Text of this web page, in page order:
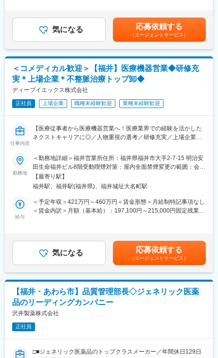
取扱い商品の販売に繋げます。
■専門性を高め、適切なコミュニケーションをとることからお客様
ペースメーカー・アブレーションカテーテル・電極カテーテルな
どの医療材料
※入社時点での専門知識は不要です※
【一般的な１日の流れ】
■朝、病院に直行。日中は病院にて手術立合いを午前1例、午後1
～2例ほど行います。その後事務所に戻り、事務作業（事務員への
伝票処理指示、翌日の物品準備や打合せ等）を行います。（担当
施設により異なります）
■時期により自社やメーカーのキャンペーンが行われており、特定
【充実した研修内容】
■中途同期入社の仲間との初期研修があり、必要な知識をしっかり
身につけられます。同社は中途社員は大半が営業未経験または異
可能です。
■入社後研修は３か月弱設けられており、商品や医療業界の知識を
■高成長率の市場である不整脈領域の中でも創業時からの専門性が
あり、トップクラスシェアを誇ります。
■上場企業の安定基盤があり、働き方も充実しているため、専門性
を高めながら安心して長期就業いただくことが可能です。
※顧客との長期的な関係構築を重視しており、積極的な転勤は行わ
ない方針です。
変更の範囲：会社の定める業務
＞予定年収はあくまでも目安の金額であり、選考を通じて上下す
る可能性があります。■別途インセンティブ制度有■賞与：年2回
支給（約5.2か月分）■昇給・昇格：1回/年賃金はあくまでも目安
の金額であり、選考を通じて上下する可能性があります。月給(月
額)は固定手当を含めた表記です。
気になる 応募依頼する
（エージェントサービス）
＜コメディカル歓迎＞【福井】医療機器営業◆研修充
実＊上場企業＊不整脈治療トップ卸◆
ディーブイエックス株式会社
正社員 上場企業 職種未経験歓迎 業種未経験歓迎
仕事内容
【医療従事者から医療機器営業へ！医療業界での経験を活かした
ネクストキャリアに◎／人物重視の選考／研修充実／上場企業の
ない方針】
★手術の立会いなどを通じ、治療の質向上に直結する提案で現場
に貢献できます。臨床の知見を営業価値に変えられます！
★上場企業の安定基盤と不整脈領域でのトップクラスシェア、顧
客との長期関係を重視し積極的な転勤は行わない方針！
★研修や製品勉強会が充実しており、未経験から専門性を高め長
・担当病院を定期訪問し、製品の提案や導入後のフォローを実施
・手術前の機器設定、手術中の操作サポート（カテーテルやマッ
・必要に応じて操作室から支援し、臨床工学技士への指示出しを
行う場面もあり
・手術後の伝票処理、機器の片付け、翌日の症例準備
・必要に応じた学会参加や出張（ある方で月1回程度／ない場合は
発生しません）
■担当製品：
心臓カテーテル・ペースメーカー・アブレーションカテーテル・
生体弁・塞栓用コイルなどの医療材料
勤務地
＜勤務地詳細＞福井営業所住所：福井県福井市大手2-7-15 明治安
田生命福井ビル8階受動喫煙対策：屋内全面禁煙変更の範囲：会社
の定める事業所
【最寄り駅】
福井駅、福井駅(福井県)、福井城址大名町駅
給与
＜予定年収＞421万円～460万円＜賃金形態＞月給制特記事項なし
＜賃金内訳＞月額（基本給）：197,100円～215,000円固定残業手
＞予定年収はあくまでも目安の金額であり、選考を通じて上下す
る可能性があります。■別途インセンティブ制度有■業績により期
末賞与支給・賞与：年2回支給（基準：約5か月分）・昇給・昇
格：1回/年賃金はあくまでも目安の金額であり、選考を通じて上
下する可能性があります。月給(月額)は固定手当を含めた表記で
す。
気になる 応募依頼する
（エージェントサービス）
【福井・あわら市】品質管理部長◇ジェネリック医薬
品のリーディングカンパニー
沢井製薬株式会社
正社員
□■ジェネリック医薬品のトップクラスメーカー／年間休日129日